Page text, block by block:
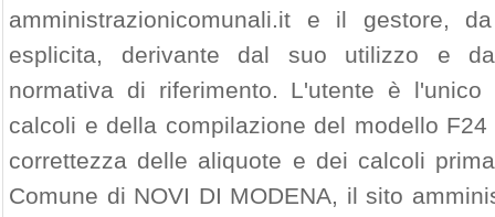
amministrazionicomunali.it e il gestore,
esplicita, derivante dal suo utilizzo e
normativa di riferimento. L'utente è
calcoli e della compilazione del modello
correttezza delle aliquote e dei calcoli
Comune di NOVI DI MODENA, il sito